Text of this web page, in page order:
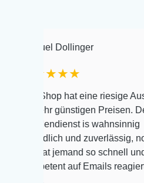
hat eine riesige Auswahl
Preisen. Der
is wahnsinnig
und zuverlässig, noch
so schnell und
auf Emails reagiert wie